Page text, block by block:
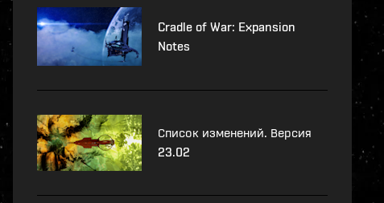
Cradle of War: Expansion
Notes
Список изменений. Версия
23.02